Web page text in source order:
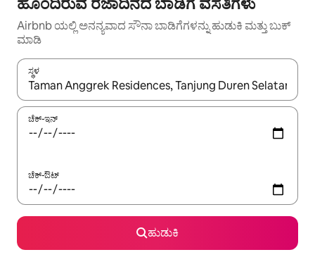
Airbnb ಯಲ್ಲಿ ಅನನ್ಯವಾದ ಸೌನಾ ಬಾಡಿಗೆಗಳನ್ನು ಹುಡುಕಿ ಮತ್ತು ಬುಕ್
ಮಾಡಿ
ಸ್ಥಳ
ಫಲಿತಾಂಶಗಳು ಲಭ್ಯವಿರುವಾಗ, ಅಪ್ ಮತ್ತು ಡೌನ್ ಬಾಣದ ಕೀಲಿಗಳೊಂದಿಗೆ
ಚೆಕ್-ಇನ್
ಚೆಕ್-ಔಟ್
ಹುಡುಕಿ